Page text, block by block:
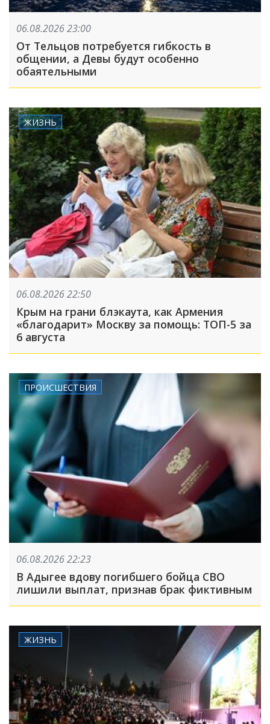
06.08.2026 23:00
От Тельцов потребуется гибкость в
общении, а Девы будут особенно
обаятельными
ЖИЗНЬ
06.08.2026 22:50
Крым на грани блэкаута, как Армения
«благодарит» Москву за помощь: ТОП-5 за
6 августа
ПРОИСШЕСТВИЯ
06.08.2026 22:23
В Адыгее вдову погибшего бойца СВО
лишили выплат, признав брак фиктивным
ЖИЗНЬ